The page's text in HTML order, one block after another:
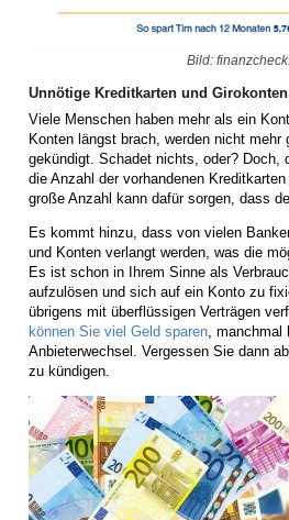
Bild:
Unnötige Kreditkarten und
Viele Menschen haben mehr als ein
Konten längst brach, werden nicht mehr
gekündigt. Schadet nichts, oder? Doch,
die Anzahl der vorhandenen
große Anzahl kann dafür sorgen, dass
Es kommt hinzu, dass von vielen
und Konten verlangt werden, was die
Es ist schon in Ihrem Sinne als
aufzulösen und sich auf ein Konto zu
übrigens mit überflüssigen Verträgen
können Sie viel Geld sparen, manchmal
Anbieterwechsel. Vergessen Sie dann
zu kündigen.